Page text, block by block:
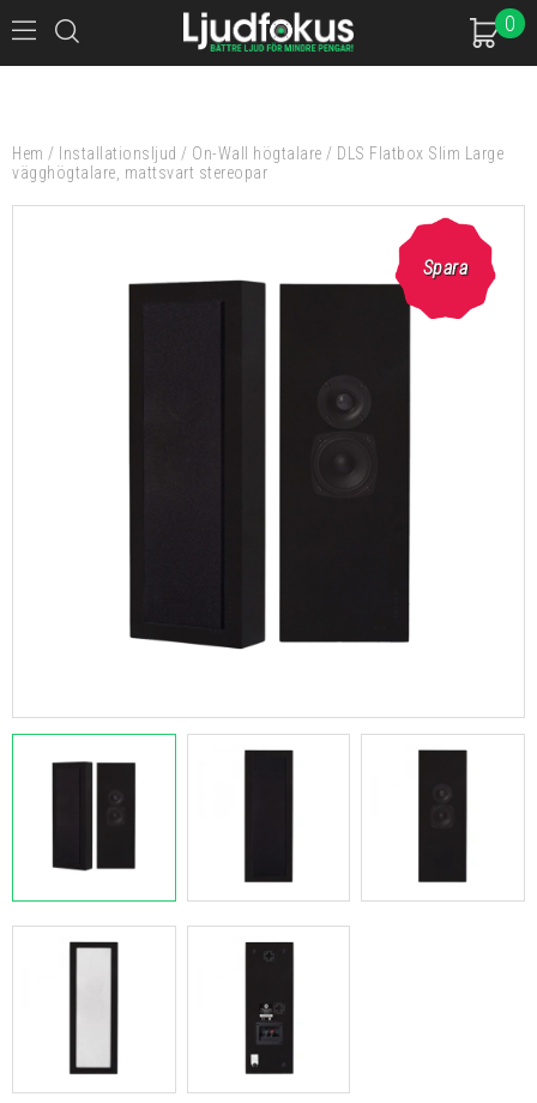
0
Hem / Installationsljud / On-Wall högtalare / DLS Flatbox Slim Large
vägghögtalare, mattsvart stereopar
Spara